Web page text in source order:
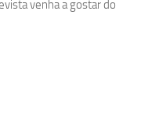
venha a gostar do